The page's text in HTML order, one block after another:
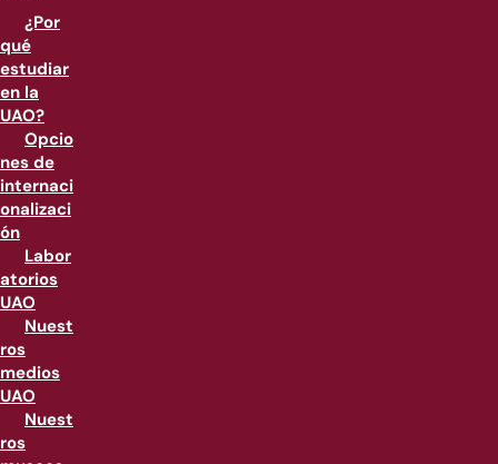
¿Por
qué
estudiar
en la
UAO?
Opcio
nes de
internaci
onalizaci
ón
Labor
atorios
UAO
Nuest
ros
medios
UAO
Nuest
ros